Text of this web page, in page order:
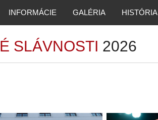
INFORMÁCIE GALÉRIA HISTÓRIA
SLÁVNOSTI 2026